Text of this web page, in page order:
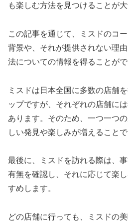
も楽しむ方法を見つけることが大
この記事を通じて、ミスドのコ
背景や、それが提供されない理
法についての情報を得ることがで
ミスドは日本全国に多数の店舗
ップですが、それぞれの店舗に
あります。そのため、一つ一つ
しい発見や楽しみが増えることで
最後に、ミスドを訪れる際は、
有無を確認し、それに応じて楽
すめします。
どの店舗に行っても、ミスドの